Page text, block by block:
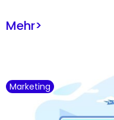
Mehr>
Marketing